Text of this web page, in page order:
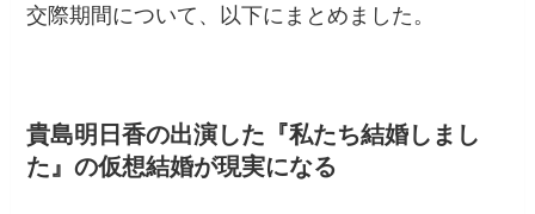
交際期間について、以下にまとめました。
貴島明日香の出演した『私たち結婚しまし
た』の仮想結婚が現実になる